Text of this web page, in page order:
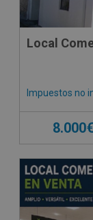
Local
Impuestos no
8.000€